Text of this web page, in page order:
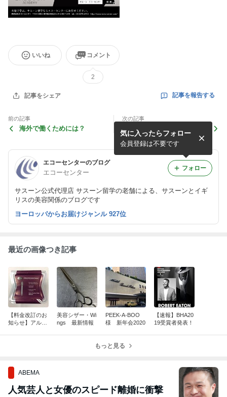
いいね コメント
2
記事をシェア 記事を報告する
前の記事
海外で働くためには？
次の記事
ロンドンファッションウィー
ク2016秋冬 その2
エコーセンターのブログ
エコーセンター
サスーン公式代理店 サスーン留学の老舗による、サスーンとイギ
リスの美容関係のブログです
気に入ったらフォロー
会員登録は不要です
フォロー
ヨーロッパからお届けジャンル 927位
最近の画像つき記事
【料金改訂のお
知らせ】アル
美容シザー・Wi
ngs 最新情報
PEEK-A-BOO
様 新年会2020
【速報】BHA20
19受賞者発表！
もっと見る
ABEMA
人気芸人と女優のスピード離婚に衝撃